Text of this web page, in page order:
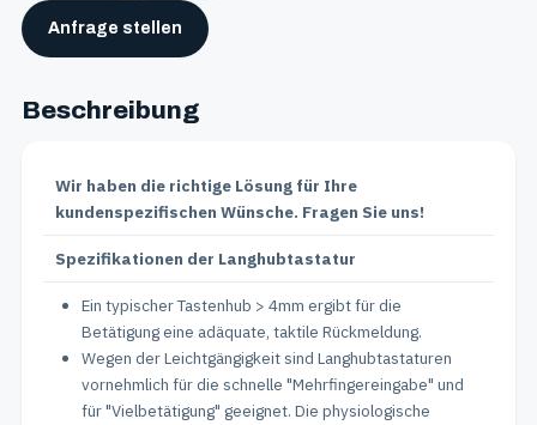
Anfrage stellen
Beschreibung
Wir haben die richtige Lösung für Ihre
kundenspezifischen Wünsche. Fragen Sie uns!
Spezifikationen der Langhubtastatur
Ein typischer Tastenhub > 4mm ergibt für die
Betätigung eine adäquate, taktile Rückmeldung.
Wegen der Leichtgängigkeit sind Langhubtastaturen
vornehmlich für die schnelle "Mehrfingereingabe" und
für "Vielbetätigung" geeignet. Die physiologische